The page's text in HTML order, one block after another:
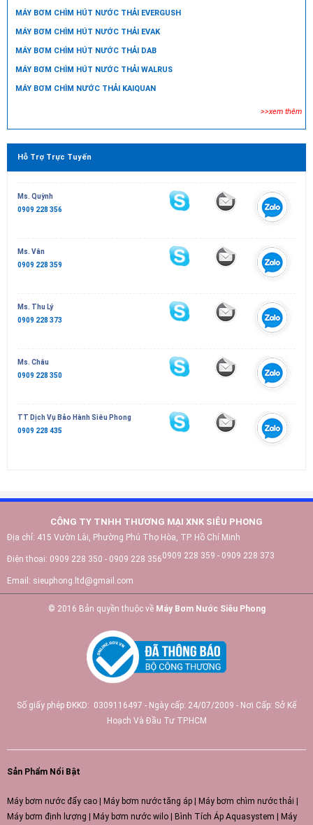
MÁY BƠM CHÌM HÚT NƯỚC THẢI EVERGUSH
MÁY BƠM CHÌM HÚT NƯỚC THẢI EVAK
MÁY BƠM CHÌM HÚT NƯỚC THẢI DAB
MÁY BƠM CHÌM HÚT NƯỚC THẢI WALRUS
MÁY BƠM CHÌM NƯỚC THẢI KAIQUAN
>>xem thêm
Hỗ Trợ Trực Tuyến
Ms. Quỳnh
0909 228 356
Ms. Vân
0909 228 359
Ms. Thu Lý
0909 228 373
Ms. Châu
0909 228 350
TT Dịch Vụ Bảo Hành Siêu Phong
0909 228 435
CÔNG TY TNHH THƯƠNG MẠI XNK SIÊU PHONG
Địa chỉ: 415 Vườn Lài, Phường Phú Thọ Hòa, TP. Hồ Chí Minh
Điện thoại: 0909 228 350 - 0909 228 3560909 228 359 - 0909 228 373
Email: sieuphong.ltd@gmail.com
© 2016 Bản quyền thuộc về Máy Bơm Nước Siêu Phong
Số giấy phép ĐKKD: 0309116497 - Ngày cấp: 24/07/2009 - Nơi Cấp: Sở Kế
Hoạch Và Đầu Tư TP.HCM
Sản Phẩm Nổi Bật
Máy bơm nước đẩy cao Máy bơm nước tăng áp Máy bơm chìm nước thải
Máy bơm định lượng
Máy bơm nước wilo Bình Tích Áp Aquasystem Máy